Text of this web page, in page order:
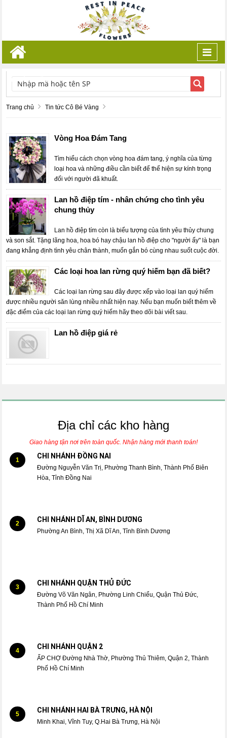
TÌM KIẾM
Trang chủ Tin tức Cô Bé Vàng
Vòng Hoa Đám Tang
Tìm hiểu cách chọn vòng hoa đám tang, ý nghĩa của từng
loại hoa và những điều cần biết để thể hiện sự kính trọng
đối với người đã khuất.
Lan hồ điệp tím - nhân chứng cho tình yêu
chung thủy
Lan hồ điệp tím còn là biểu tượng của tình yêu thủy chung
và son sắt. Tặng lãng hoa, hoa bó hay chậu lan hồ điệp cho "người ấy" là bạn
đang khẳng định tình yêu chân thành, muốn gắn bó cùng nhau suốt cuộc đời.
Các loại hoa lan rừng quý hiếm bạn đã biết?
Các loại lan rừng sau đây được xếp vào loại lan quý hiếm
được nhiều người săn lùng nhiều nhất hiện nay. Nếu bạn muốn biết thêm về
đặc điểm của các loại lan rừng quý hiếm hãy theo dõi bài viết sau.
Lan hồ điệp giá rẻ
Địa chỉ các kho hàng
Giao hàng tận nơi trên toàn quốc. Nhận hàng mới thanh toán!
1 CHI NHÁNH ĐỒNG NAI
Đường Nguyễn Văn Trị, Phường Thanh Bình, Thành Phố Biên
Hòa, Tỉnh Đồng Nai
2 CHI NHÁNH DĨ AN, BÌNH DƯƠNG
Phường An Bình, Thị Xã Dĩ An, Tỉnh Bình Dương
3 CHI NHÁNH QUẬN THỦ ĐỨC
Đường Võ Văn Ngân, Phường Linh Chiểu, Quận Thủ Đức,
Thành Phố Hồ Chí Minh
4 CHI NHÁNH QUẬN 2
ẤP CHỢ Đường Nhà Thờ, Phường Thủ Thiêm, Quận 2, Thành
Phố Hồ Chí Minh
5 CHI NHÁNH HAI BÀ TRƯNG, HÀ NỘI
Minh Khai, Vĩnh Tuy, Q.Hai Bà Trưng, Hà Nội